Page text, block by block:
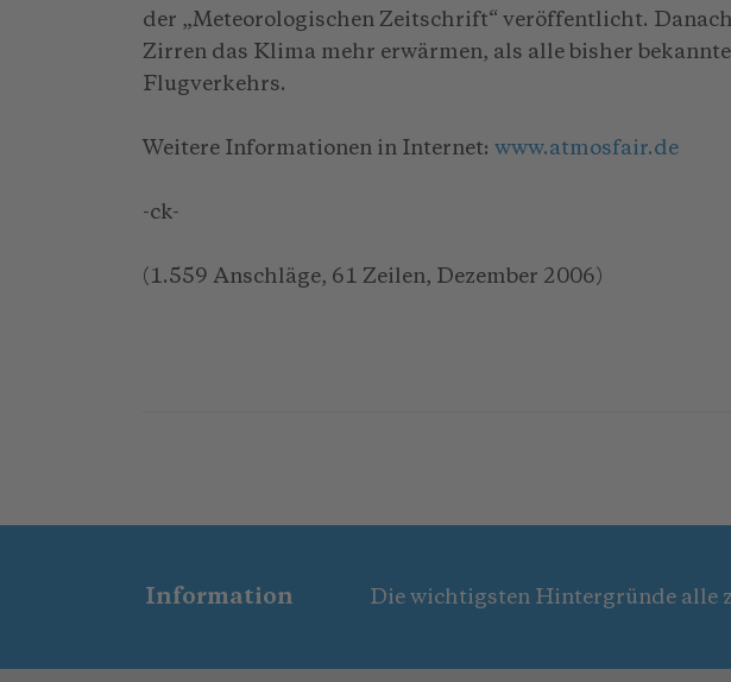
der „Meteorologischen Zeitschrift“ veröffentlicht.
Zirren das Klima mehr erwärmen, als alle bisher
Flugverkehrs.
Weitere Informationen in Internet: www.atmosfair.de
-ck-
(1.559 Anschläge, 61 Zeilen, Dezember 2006)
Information Die wichtigsten Hintergründe alle